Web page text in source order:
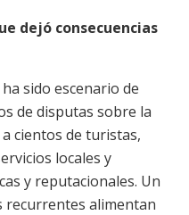
dejó consecuencias
sido escenario de
de disputas sobre la
cientos de turistas,
locales y
y reputacionales. Un
alimentan